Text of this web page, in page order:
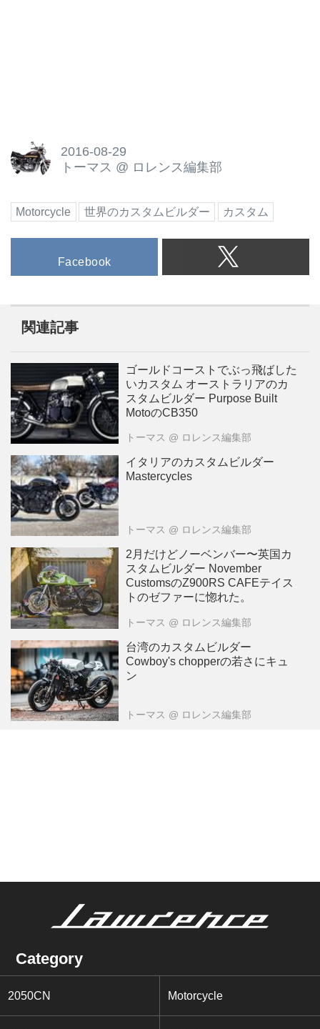
2016-08-29
トーマス @ ロレンス編集部
Motorcycle 世界のカスタムビルダー カスタム
Facebook
関連記事
ゴールドコーストでぶっ飛ばした
いカスタム オーストラリアのカ
スタムビルダー Purpose Built
MotoのCB350
トーマス @ ロレンス編集部
イタリアのカスタムビルダー
Mastercycles
トーマス @ ロレンス編集部
2月だけどノーベンバー〜英国カ
スタムビルダー November
CustomsのZ900RS CAFEテイス
トのゼファーに惚れた。
トーマス @ ロレンス編集部
台湾のカスタムビルダー
Cowboy's chopperの若さにキュ
ン
トーマス @ ロレンス編集部
Category
2050CN Motorcycle